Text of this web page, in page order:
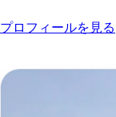
プロフィールを見る